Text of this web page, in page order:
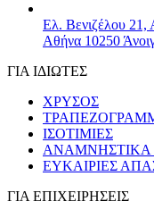
Ελ. Βενιζέλου 21,
Αθήνα 10250
ΓΙΑ ΙΔΙΩΤΕΣ
ΧΡΥΣΟΣ
ΙΣΟΤΙΜΙΕΣ
ΑΝΑΜΝΗΣΤΙΚΑ
ΕΥΚΑΙΡΙΕΣ
ΓΙΑ ΕΠΙΧΕΙΡΗΣΕΙΣ